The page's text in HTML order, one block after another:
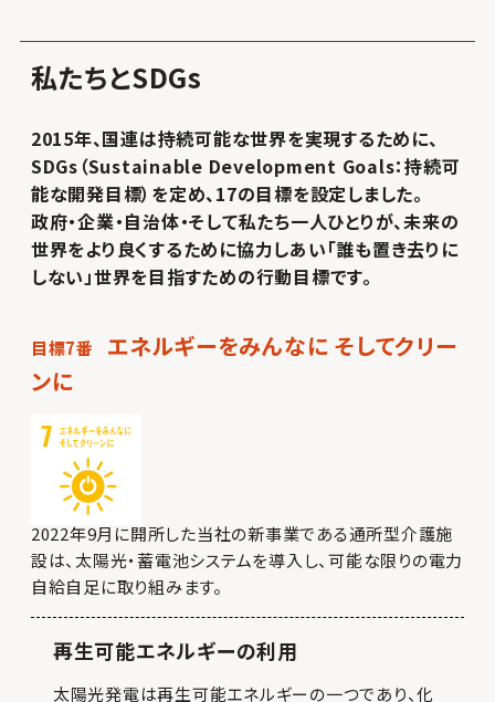
私たちとSDGs
2015年、国連は持続可能な世界を実現するために、
SDGs（Sustainable Development Goals：持続可
能な開発目標）を定め、17の目標を設定しました。
政府・企業・自治体・そして私たち一人ひとりが、未来の
世界をより良くするために協力しあい「誰も置き去りに
しない」世界を目指すための行動目標です。
目標7番
エネルギーをみんなに そしてクリー
ンに
2022年9月に開所した当社の新事業である通所型介護施
設は、太陽光・蓄電池システムを導入し、可能な限りの電力
自給自足に取り組みます。
再生可能エネルギーの利用
太陽光発電は再生可能エネルギーの一つであり、化